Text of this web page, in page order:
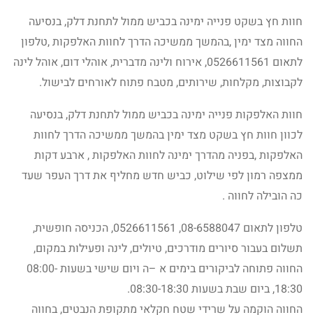
חוות חץ בשקט פנייה ימינה בכביש ממול לתחנת דלק, בנסיעה
החווה מצד ימין ,בהמשך ממשיכה הדרך לחוות האלפקות ,טלפון
לתאום 0526611561, אירוח ולינה מדברית, אוהלי דום, אוהל לינה
לקבוצות, מקלחות, שירותים, מטבח פתוח לאורחים לבישול.
חוות האלפקות פנייה ימינה בכביש ממול לתחנת דלק, בנסיעה
לכוון חוות חץ בשקט מצד ימין בהמשך ממשיכה הדרך לחוות
האלפקות ,בפניה מהדרך ימינה לחוות האלפקות , ארבע דקות
ממצפה רמון לפי שילוט, כביש חדש מחליף את דרך העפר שעד
כה הובילה לחווה .
טלפון לתאום 08-6588047, 0526611561, הכניסה חופשית,
תשלום בעבור סיורים מודרכים, טיולים, לינה ופעילות במקום,
החווה פתוחה לביקורים בימים א –ה ויום שישי בשעות 08:00-
18:30, ביום שבת בשעות 08:30-18:30.
החווה הוקמה על שרידי שטח חקלאי מתקופת הנבטים, בחווה